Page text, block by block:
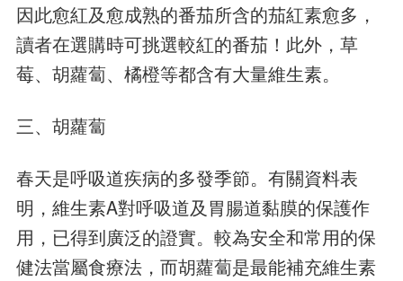
因此愈紅及愈成熟的番茄所含的茄紅素愈多，
讀者在選購時可挑選較紅的番茄！此外，草
莓、胡蘿蔔、橘橙等都含有大量維生素。
三、胡蘿蔔
春天是呼吸道疾病的多發季節。有關資料表
明，維生素A對呼吸道及胃腸道黏膜的保護作
用，已得到廣泛的證實。較為安全和常用的保
健法當屬食療法，而胡蘿蔔是最能補充維生素